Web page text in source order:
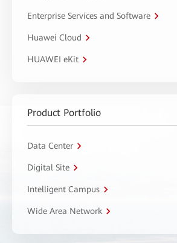
Enterprise Services and Software
Huawei Cloud
HUAWEI eKit
Product Portfolio
Data Center
Digital Site
Intelligent Campus
Wide Area Network